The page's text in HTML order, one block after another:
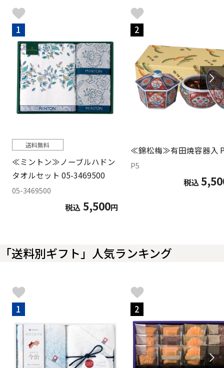
1
送料無料
≪ミントン≫ノーブルハドン
タオルセット 05-3469500
05-3469500
税込 5,500円
2
≪錦松梅≫有田焼容器入
P5
税込
「送料別ギフト」人気ランキング
1 2